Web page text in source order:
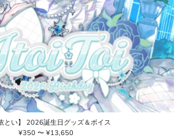
依とい】 2026誕生日グッズ＆ボイス
通
¥350 〜 ¥13,650